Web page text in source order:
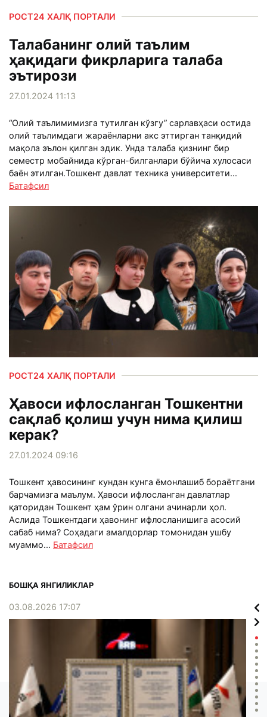
РОСТ24 ХАЛҚ ПОРТАЛИ
Талабанинг олий таълим
ҳақидаги фикрларига талаба
эътирози
27.01.2024 11:13
“Олий таълимимизга тутилган кўзгу” сарлавҳаси остида
олий таълимдаги жараёнларни акс эттирган танқидий
мақола эълон қилган эдик. Унда талаба қизнинг бир
семестр мобайнида кўрган-билганлари бўйича хулосаси
баён этилган.Тошкент давлат техника университети...
Батафсил
РОСТ24 ХАЛҚ ПОРТАЛИ
Ҳавоси ифлосланган Тошкентни
сақлаб қолиш учун нима қилиш
керак?
27.01.2024 09:16
Тошкент ҳавосининг кундан кунга ёмонлашиб бораётгани
барчамизга маълум. Ҳавоси ифлосланган давлатлар
қаторидан Тошкент ҳам ўрин олгани ачинарли ҳол.
Аслида Тошкентдаги ҳавонинг ифлосланишига асосий
сабаб нима? Соҳадаги амалдорлар томонидан ушбу
муаммо... Батафсил
БОШҚА ЯНГИЛИКЛАР
03.08.2026 17:07